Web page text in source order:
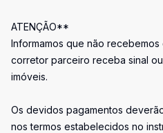
ATENÇÃO**
Informamos que não
corretor parceiro receba sinal
imóveis.
Os devidos pagamentos
nos termos estabelecidos no